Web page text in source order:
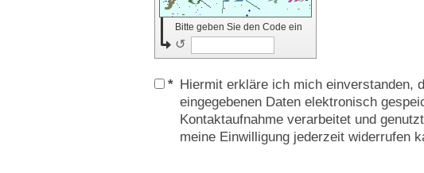
Bitte geben Sie den Code ein
↺
* Hiermit erkläre ich mich einverstanden,
eingegebenen Daten elektronisch
Kontaktaufnahme verarbeitet und
meine Einwilligung jederzeit widerrufen